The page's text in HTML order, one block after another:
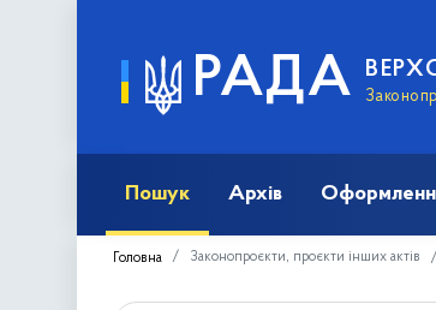
РАДА
Пошук Архів
Головна Законопроєкти, проєкти інших актів